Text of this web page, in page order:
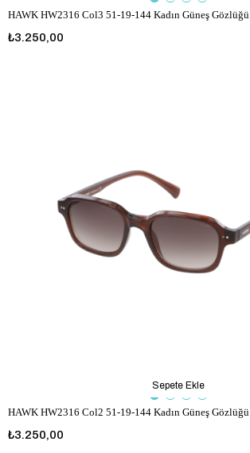
HAWK HW2316 Col3 51-19-144 Kadın Güneş Gözlüğü
₺3.250,00
HAWK HW2316 Col2 51-19-144 Kadın Güneş Gözlüğü
₺3.250,00
Sepete Ekle